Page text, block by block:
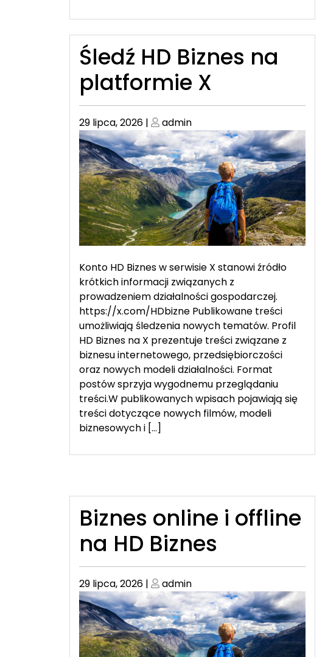
Śledź HD Biznes na
platformie X
Posted
on
29 lipca, 2026 | Posted
on
admin
Konto HD Biznes w serwisie X stanowi źródło
krótkich informacji związanych z
prowadzeniem działalności gospodarczej.
https://x.com/HDbizne Publikowane treści
umożliwiają śledzenia nowych tematów. Profil
HD Biznes na X prezentuje treści związane z
biznesu internetowego, przedsiębiorczości
oraz nowych modeli działalności. Format
postów sprzyja wygodnemu przeglądaniu
treści.W publikowanych wpisach pojawiają się
treści dotyczące nowych filmów, modeli
biznesowych i […]
Biznes online i offline
na HD Biznes
Posted
on
29 lipca, 2026 | Posted
on
admin